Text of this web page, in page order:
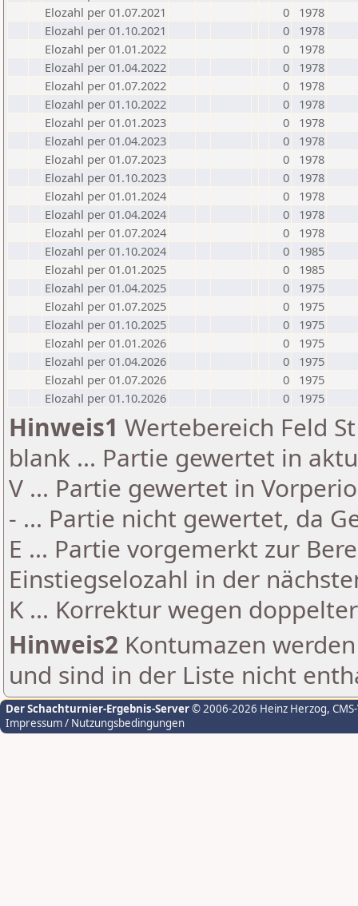
Elozahl per 01.07.2021
0
1978
Elozahl per 01.10.2021
0
1978
Elozahl per 01.01.2022
0
1978
Elozahl per 01.04.2022
0
1978
Elozahl per 01.07.2022
0
1978
Elozahl per 01.10.2022
0
1978
Elozahl per 01.01.2023
0
1978
Elozahl per 01.04.2023
0
1978
Elozahl per 01.07.2023
0
1978
Elozahl per 01.10.2023
0
1978
Elozahl per 01.01.2024
0
1978
Elozahl per 01.04.2024
0
1978
Elozahl per 01.07.2024
0
1978
Elozahl per 01.10.2024
0
1985
Elozahl per 01.01.2025
0
1985
Elozahl per 01.04.2025
0
1975
Elozahl per 01.07.2025
0
1975
Elozahl per 01.10.2025
0
1975
Elozahl per 01.01.2026
0
1975
Elozahl per 01.04.2026
0
1975
Elozahl per 01.07.2026
0
1975
Elozahl per 01.10.2026
0 1975
Hinweis1 Wertebereich Feld
blank ... Partie gewertet in
V ... Partie gewertet in
- ... Partie nicht gewertet, da
E ... Partie vorgemerkt zur
Einstiegselozahl in der
K ... Korrektur wegen
Hinweis2 Kontumazen
und sind in der Liste nicht
Der Schachturnier-Ergebnis-Server© 2006-2026 Heinz Herzog,
Impressum / Nutzungsbedingungen